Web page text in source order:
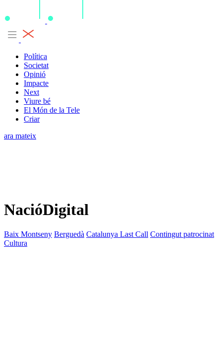
Política
Societat
Opinió
Impacte
Next
Viure bé
El Món de la Tele
Criar
ara mateix
NacióDigital
Baix Montseny Berguedà Catalunya Last Call Contingut patrocinat
Cultura